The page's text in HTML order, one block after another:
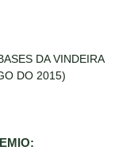
DA VINDEIRA
DO 2015)